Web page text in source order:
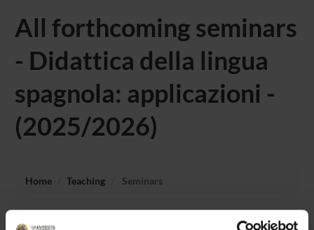
All forthcoming seminars
- Didattica della lingua
spagnola: applicazioni -
(2025/2026)
Home Teaching Seminars
No recent seminar found relating to teaching Didattica